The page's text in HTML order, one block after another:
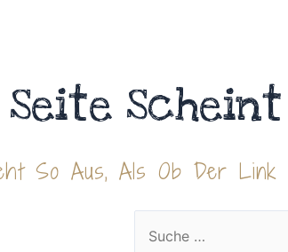
Seite
So Aus, Als Ob Der Link